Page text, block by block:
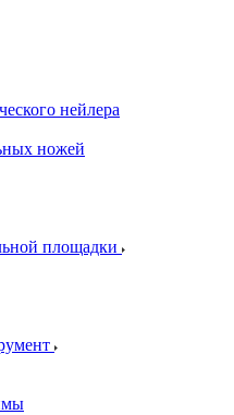
нейлера
ножей
площадки